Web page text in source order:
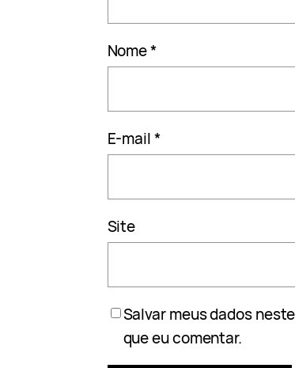
Nome*
E-mail*
Site
Salvar meus dados
que eu comentar.